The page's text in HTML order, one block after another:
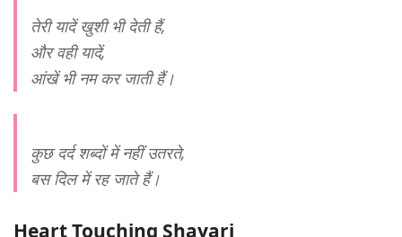
तेरी यादें खुशी भी देती हैं,
और वही यादें,
आंखें भी नम कर जाती हैं।
कुछ दर्द शब्दों में नहीं उतरते,
बस दिल में रह जाते हैं।
Heart Touching Shayari